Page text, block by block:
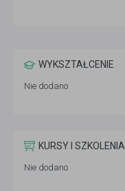
WYKSZTAŁCENIE
Nie dodano
KURSY I SZKOLENIA
Nie dodano